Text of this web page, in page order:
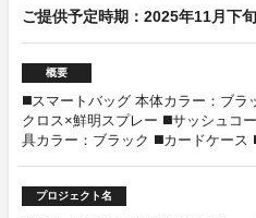
ご提供予定時期：2025年11月下
概要
◼️スマートバッグ 本体カラー：ブ
クロス×鮮明スプレー ◼️サッシュコ
具カラー：ブラック ◼️カードケース
プロジェクト名